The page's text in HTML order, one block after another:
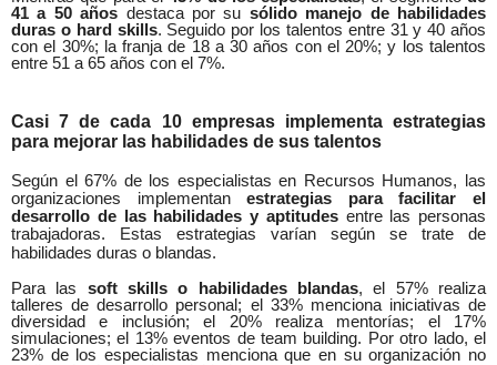
41 a 50 años destaca por su sólido manejo de habilidades
duras o hard skills. Seguido por los talentos entre 31 y 40 años
con el 30%; la franja de 18 a 30 años con el 20%; y los talentos
entre 51 a 65 años con el 7%.
Casi 7 de cada 10 empresas implementa estrategias
para mejorar las habilidades de sus talentos
Según el 67% de los especialistas en Recursos Humanos, las
organizaciones implementanestrategias para facilitar el
desarrollo de las habilidades y aptitudesentre las personas
trabajadoras. Estas estrategias varían según se trate de
habilidades duras o blandas.
Para las soft skills o habilidades blandas, el 57% realiza
talleres de desarrollo personal; el 33% menciona iniciativas de
diversidad e inclusión; el 20% realiza mentorías; el 17%
simulaciones; el 13% eventos de team building. Por otro lado, el
23% de los especialistas menciona que en su organización no